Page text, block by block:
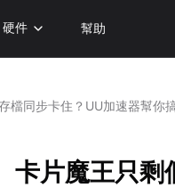
硬件 幫助
檔同步卡住？UU加速器幫你
卡片魔王只